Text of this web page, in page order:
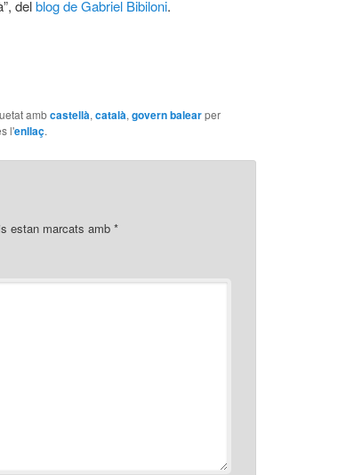
delblog de Gabriel Bibiloni.
ambcastellà, català, govern balearper
l'enllaç.
estan marcats amb *